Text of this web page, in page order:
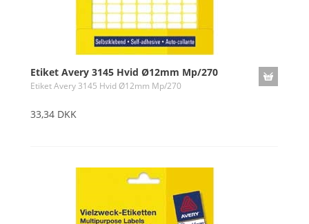
Etiket Avery 3145 Hvid Ø12mm Mp/270
Etiket Avery 3145 Hvid Ø12mm Mp/270
33,34 DKK